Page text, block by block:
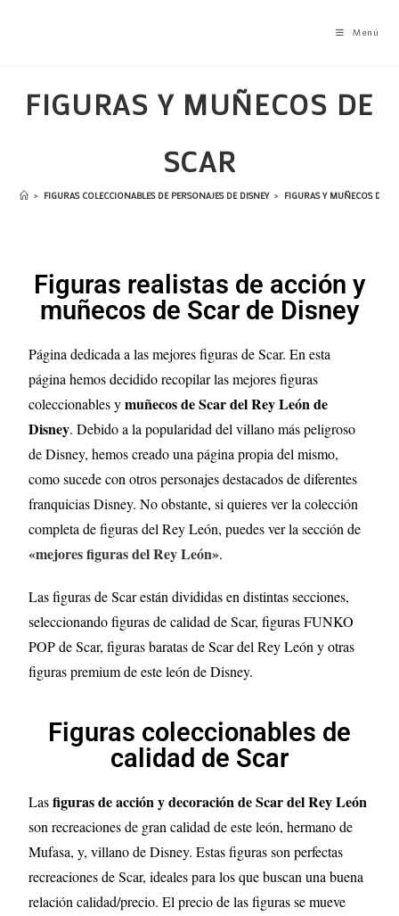
Menú
FIGURAS Y MUÑECOS DE
SCAR
> FIGURAS COLECCIONABLES DE PERSONAJES DE DISNEY > FIGURAS Y MUÑECOS DEL
Figuras realistas de acción y
muñecos de Scar de Disney
Página dedicada a las mejores figuras de Scar. En esta
página hemos decidido recopilar las mejores figuras
coleccionables ymuñecos de Scar del Rey León de
Disney. Debido a la popularidad del villano más peligroso
de Disney, hemos creado una página propia del mismo,
como sucede con otros personajes destacados de diferentes
franquicias Disney. No obstante, si quieres ver la colección
completa de figuras del Rey León, puedes ver la sección de
«mejores figuras del Rey León».
Las figuras de Scar están divididas en distintas secciones,
seleccionando figuras de calidad de Scar, figuras FUNKO
POP de Scar, figuras baratas de Scardel Rey Leóny otras
figuras premium de este león de Disney.
Figuras coleccionables de
calidad de Scar
Lasfiguras de acción y decoración de Scar del Rey León
son recreaciones de gran calidad de este león, hermano de
Mufasa, y, villano de Disney. Estas figuras son perfectas
recreaciones de Scar, ideales para los que buscan una buena
relación calidad/precio. El precio de las figuras se mueve